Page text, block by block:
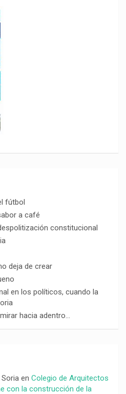
fútbol
a café
constitucional
deja de crear
en los políticos, cuando la
hacia adentro…
en Colegio de Arquitectos
con la construcción de la